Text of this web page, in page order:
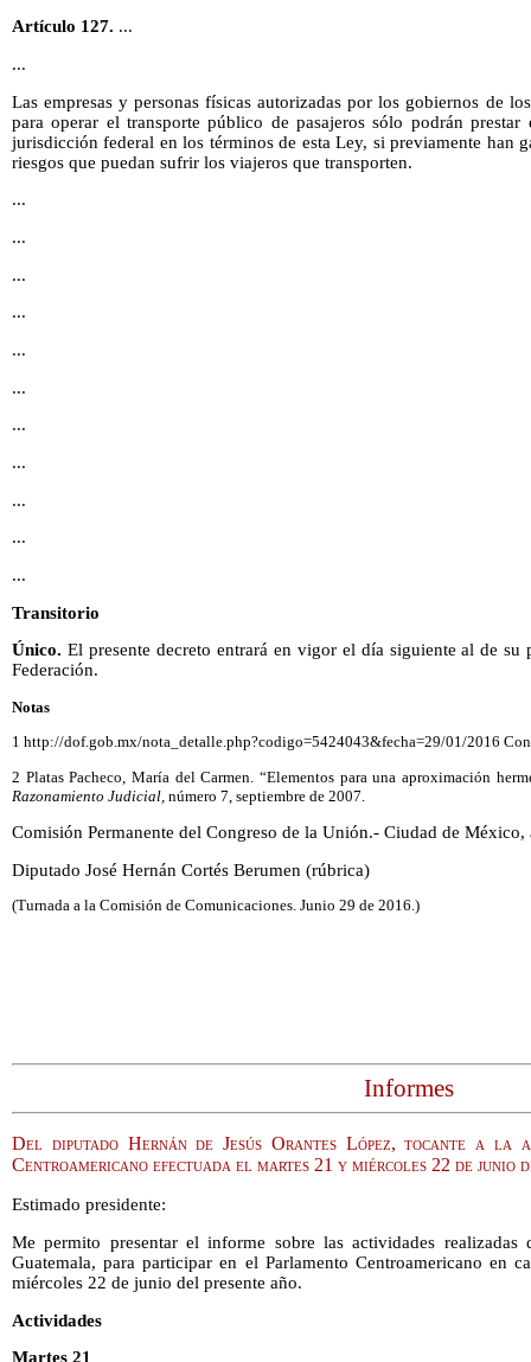
Artículo 127. ...
...
Las empresas y personas físicas autorizadas por los gobiernos de
para operar el transporte público de pasajeros sólo podrán
jurisdicción federal en los términos de esta Ley, si previamente han
riesgos que puedan sufrir los viajeros que transporten.
...
...
...
...
...
...
...
...
...
...
...
Transitorio
Único. El presente decreto entrará en vigor el día siguiente al de
Federación.
Notas
1 http://dof.gob.mx/nota_detalle.php?codigo=5424043&fecha=29/01/2016
2 Platas Pacheco, María del Carmen. “Elementos para una aproximación
Razonamiento Judicial, número 7, septiembre de 2007.
Comisión Permanente del Congreso de la Unión.- Ciudad de
Diputado José Hernán Cortés Berumen (rúbrica)
(Turnada a la Comisión de Comunicaciones. Junio 29 de 2016.)
Informes
Del diputado Hernán de Jesús Orantes López, tocante a la
Centroamericano efectuada el martes 21 y miércoles 22 de junio
Estimado presidente:
Me permito presentar el informe sobre las actividades
Guatemala, para participar en el Parlamento Centroamericano en
miércoles 22 de junio del presente año.
Actividades
Martes 21